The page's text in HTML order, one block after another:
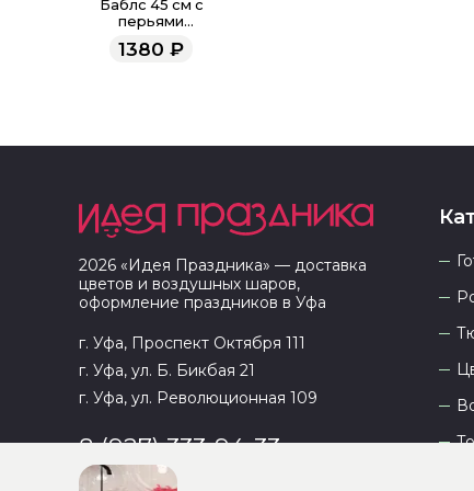
Баблс 45 см с
перьями
(оранжевые)
1380 ₽
2026 «Идея Праздника» — доставка
цветов и воздушных шаров,
оформление праздников в Уфа
г. Уфа, Проспект Октября 111
г. Уфа, ул. Б. Бикбая 21
г. Уфа, ул. Революционная 109
8 (927) 333-94-33